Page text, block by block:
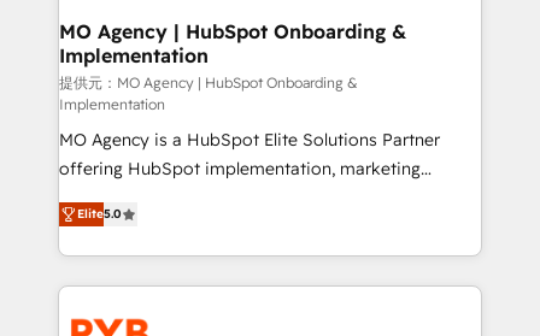
architectures that accelerate revenue operations and
performance. - Multi-object CRM migration, cleanup,
and implementation. - Pre-built and custom
integrations across your full tech stack. - Custom
object setup, CMS builds, and full-funnel automation.
- Dashboards, lifecycle campaigns, and lead
nurturing sequences. - Cross-hub setup across
Marketing, Sales, Operations, and Service Hubs. -
Ongoing optimization, managed support, and
scalable retainers. Let’s make HubSpot your most
powerful growth engine. Built to convert, scale, and
MO Agency | HubSpot Onboarding &
Implementation
提供元：MO Agency | HubSpot Onboarding &
Implementation
MO Agency is a HubSpot Elite Solutions Partner
offering HubSpot implementation, marketing
automation, CRM and RevOps consulting, B2B SEO,
paid media, content marketing, AEO and GEO (AI
search optimisation), and HubSpot Content Hub and
WordPress development. We work with enterprise
and growth-led companies across technology,
Elite5.0